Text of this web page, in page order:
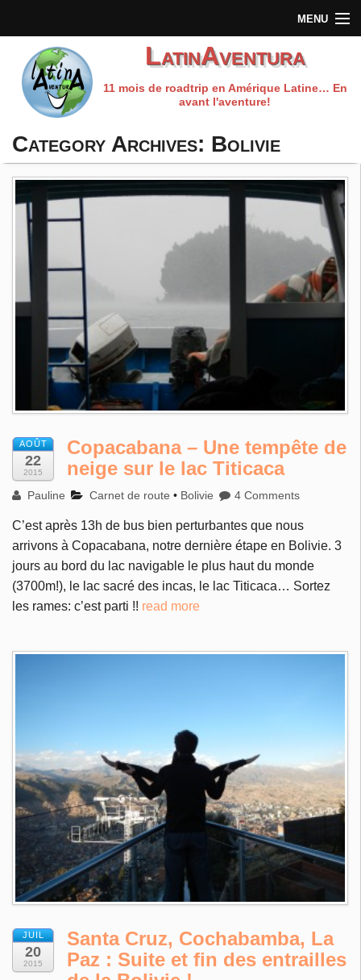
MENU
Accueil
Qui sommes-nous?
Carnet de route
Les fils rouges
LatinAventura
11 mois de roadtrip en Amérique Latine… En
avant l'aventure!
Category Archives: Bolivie
AOÛT
22
2015
Copacabana – Une tempête de
neige sur le lac Titicaca
Pauline Carnet de route • Bolivie 4 Comments
C’est après 13h de bus bien perturbantes que nous
arrivons à Copacabana, notre dernière étape en Bolivie. 3
jours au bord du lac navigable le plus haut du monde
(3700m!), le lac sacré des incas, le lac Titicaca… Sortez
les rames: c’est parti !! read more
JUIL
20
2015
Santa Cruz, Cochabamba, La
Paz : Suite et fin des entrailles